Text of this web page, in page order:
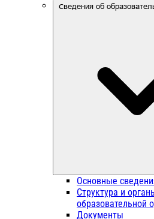
Сведения об
Основные
Структура и
образовательной
Документы